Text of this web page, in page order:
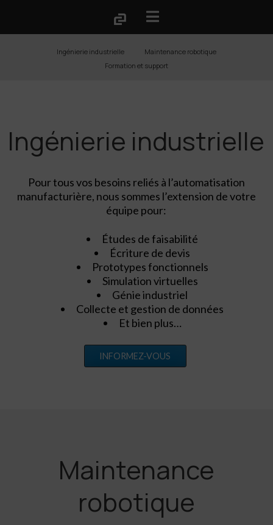
Ingénierie industrielle
Maintenance robotique
Formation et support
Ingénierie industrielle
Pour tous vos besoins reliés à l’automatisation
manufacturière, nous sommes l’extension de votre
équipe pour:
Études de faisabilité
Écriture de devis
Prototypes fonctionnels
Simulation virtuelles
Génie industriel
Collecte et gestion de données
Et bien plus…
INFORMEZ-VOUS
Maintenance
robotique